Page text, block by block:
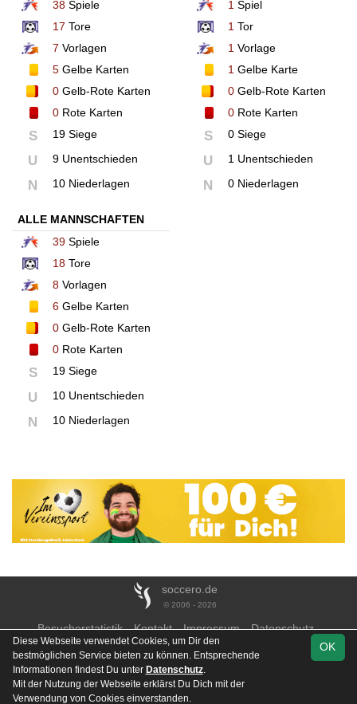
Team
Landesklasse
Spielplan
38 Spiele
17 Tore
7 Vorlagen
5 Gelbe Karten
0 Gelb-Rote Karten
0 Rote Karten
S 19 Siege
U 9 Unentschieden
N 10 Niederlagen
1 Spiel
1 Tor
1 Vorlage
1 Gelbe Karte
0Gelb-Rote Karten
0Rote Karten
S 0 Siege
U 1 Unentschieden
N 0 Niederlagen
ALLE MANNSCHAFTEN
39 Spiele
18 Tore
8 Vorlagen
6 Gelbe Karten
0 Gelb-Rote Karten
0 Rote Karten
S 19 Siege
U 10 Unentschieden
N 10 Niederlagen
soccero.de
© 2006 - 2026
Besucherstatistik Kontakt Impressum
Datenschutz
OK
Diese Webseite verwendet Cookies, um Dir den
bestmöglichen Service bieten zu können. Entsprechende
Informationen findest Du unter Datenschutz.
Mit der Nutzung der Webseite erklärst Du Dich mit der
Verwendung von Cookies einverstanden.